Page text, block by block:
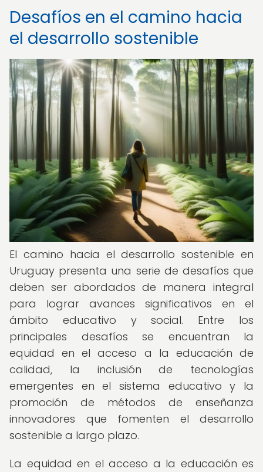
Desafíos en el camino hacia
el desarrollo sostenible
El camino hacia el desarrollo sostenible en
Uruguay presenta una serie de desafíos que
deben ser abordados de manera integral
para lograr avances significativos en el
ámbito educativo y social. Entre los
principales desafíos se encuentran la
equidad en el acceso a la educación de
calidad, la inclusión de tecnologías
emergentes en el sistema educativo y la
promoción de métodos de enseñanza
innovadores que fomenten el desarrollo
sostenible a largo plazo.
La equidad en el acceso a la educación es